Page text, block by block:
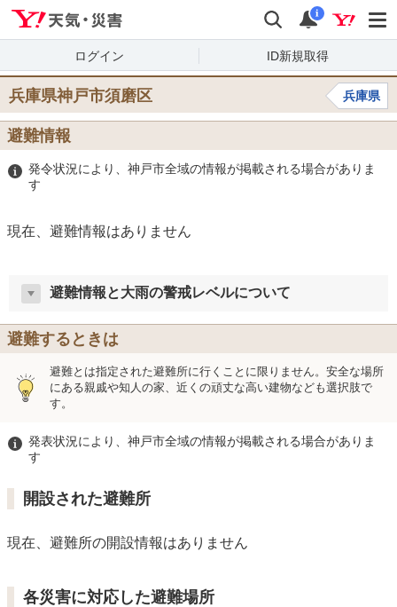
検索 通知
i
ログイン ID新規取得
兵庫県神戸市須磨区 兵庫県
避難情報
発令状況により、神戸市全域の情報が掲載される場合がありま
す
現在、避難情報はありません
避難情報と大雨の警戒レベルについて
避難するときは
避難とは指定された避難所に行くことに限りません。安全な場所
にある親戚や知人の家、近くの頑丈な高い建物なども選択肢で
す。
発表状況により、神戸市全域の情報が掲載される場合がありま
す
開設された避難所
現在、避難所の開設情報はありません
各災害に対応した避難場所